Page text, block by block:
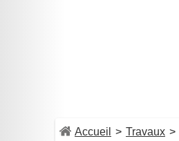
Accueil > Travaux >